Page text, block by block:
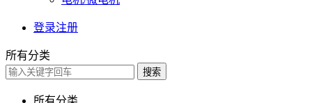
登录注册
所有分类
搜索
所有分类